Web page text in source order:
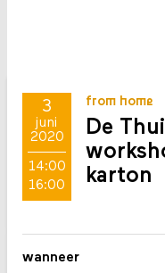
3
juni
2020
14:00
16:00
from home
De
karton
wanneer